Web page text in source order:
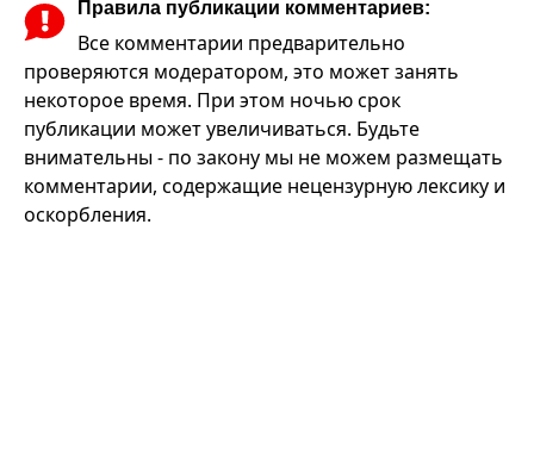
Правила публикации комментариев:
Все комментарии предварительно
проверяются модератором, это может занять
некоторое время. При этом ночью срок
публикации может увеличиваться. Будьте
внимательны - по закону мы не можем размещать
комментарии, содержащие нецензурную лексику и
оскорбления.